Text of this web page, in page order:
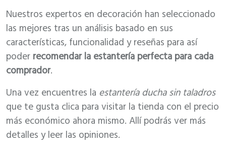
Nuestros expertos en decoración han seleccionado
las mejores tras un análisis basado en sus
características, funcionalidad y reseñas para así
poder recomendar la estantería perfecta para cada
comprador.
Una vez encuentres la estantería ducha sin taladros
que te gusta clica para visitar la tienda con el precio
más económico ahora mismo. Allí podrás ver más
detalles y leer las opiniones.